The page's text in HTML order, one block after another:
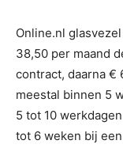
Online.nl
38,50 per maand
contract, daarna €
meestal binnen 5
5 tot 10
tot 6 weken bij